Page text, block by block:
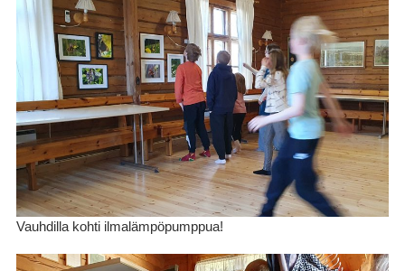
Vauhdilla kohti ilmalämpöpumppua!